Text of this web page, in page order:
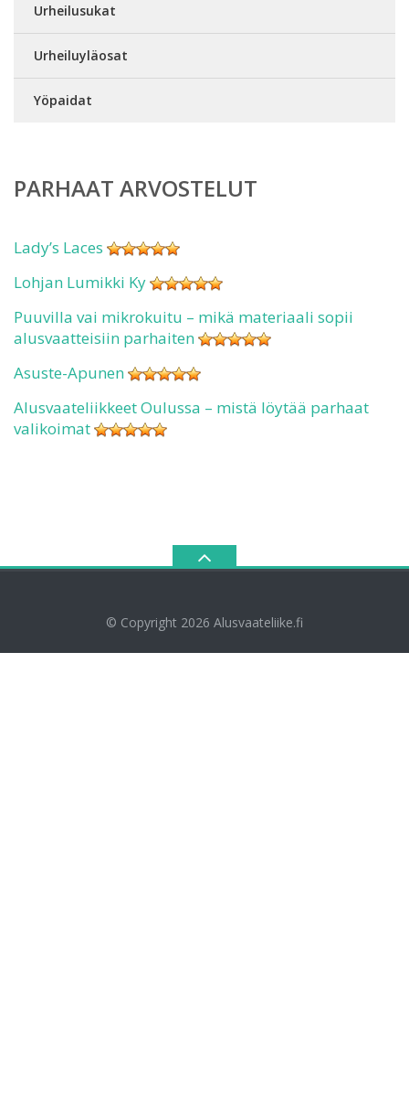
Urheilusukat
Urheiluyläosat
Yöpaidat
PARHAAT ARVOSTELUT
Lady’s Laces
Lohjan Lumikki Ky
Puuvilla vai mikrokuitu – mikä materiaali sopii
alusvaatteisiin parhaiten
Asuste-Apunen
Alusvaateliikkeet Oulussa – mistä löytää parhaat
valikoimat
© Copyright 2026 Alusvaateliike.fi